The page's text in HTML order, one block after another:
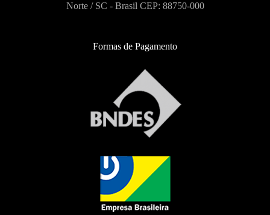
Norte / SC - Brasil CEP: 88750-000
Formas de Pagamento